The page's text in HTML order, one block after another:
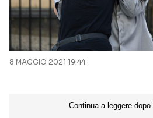
8 MAGGIO 2021 19:44